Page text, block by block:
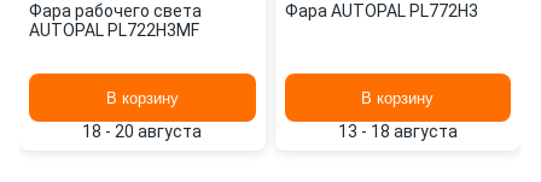
Фара рабочего света
AUTOPAL PL722H3MF
В корзину
18 - 20 августа
Фара AUTOPAL PL772H3
В корзину
13 - 18 августа